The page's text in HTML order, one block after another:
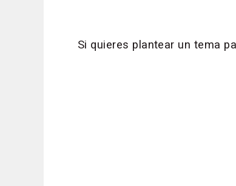
Si quieres plantear un tema